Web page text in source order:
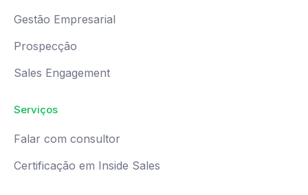
Gestão Empresarial
Prospecção
Sales Engagement
Serviços
Falar com consultor
Certificação em Inside Sales